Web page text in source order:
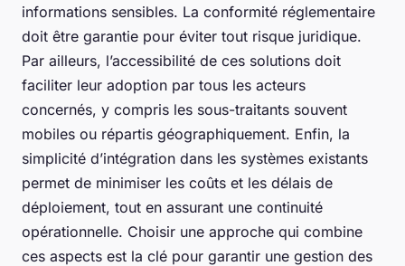
informations sensibles. La conformité réglementaire
doit être garantie pour éviter tout risque juridique.
Par ailleurs, l’accessibilité de ces solutions doit
faciliter leur adoption par tous les acteurs
concernés, y compris les sous-traitants souvent
mobiles ou répartis géographiquement. Enfin, la
simplicité d’intégration dans les systèmes existants
permet de minimiser les coûts et les délais de
déploiement, tout en assurant une continuité
opérationnelle. Choisir une approche qui combine
ces aspects est la clé pour garantir une gestion des